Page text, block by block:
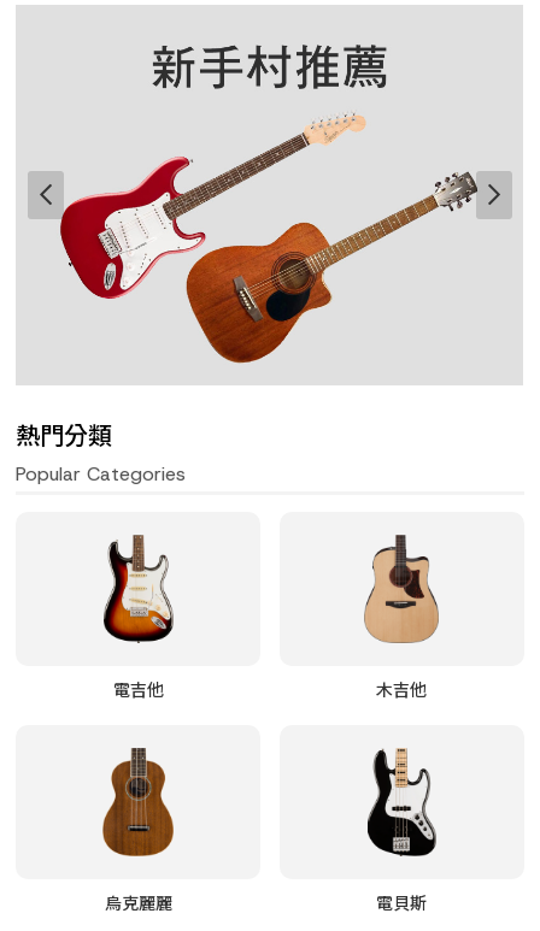
熱門分類
Popular Categories
電吉他 木吉他
烏克麗麗 電貝斯